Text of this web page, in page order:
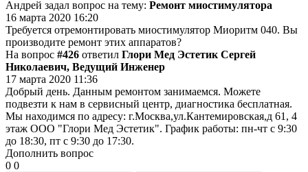
Андрей задал вопрос на тему: Ремонт миостимулятора
16 марта 2020 16:20
Требуется отремонтировать миостимулятор Миоритм 040. Вы
производите ремонт этих аппаратов?
На вопрос #426 ответил Глори Мед Эстетик Сергей
Николаевич, Ведущий Инженер
17 марта 2020 11:36
Добрый день. Данным ремонтом занимаемся. Можете
подвезти к нам в сервисный центр, диагностика бесплатная.
Мы находимся по адресу: г.Москва,ул.Кантемировская,д 61, 4
этаж ООО "Глори Мед Эстетик". График работы: пн-чт с 9:30
до 18:30, пт с 9:30 до 17:30.
Дополнить вопрос
0 0